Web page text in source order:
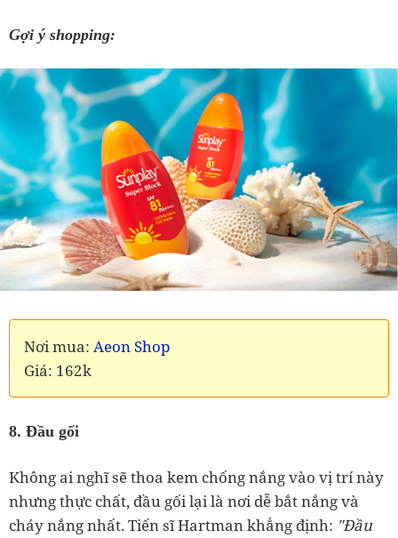
Gợi ý shopping:
Nơi mua: Aeon Shop
Giá: 162k
8. Đầu gối
Không ai nghĩ sẽ thoa kem chống nắng vào vị trí này
nhưng thực chất, đầu gối lại là nơi dễ bắt nắng và
cháy nắng nhất. Tiến sĩ Hartman khẳng định: "Đầu